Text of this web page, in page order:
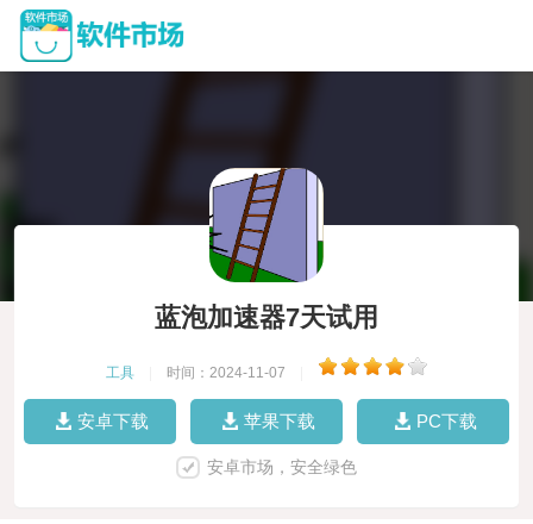
蓝泡加速器7天试用
工具 时间：2024-11-07
安卓下载 苹果下载 PC下载
安卓市场，安全绿色